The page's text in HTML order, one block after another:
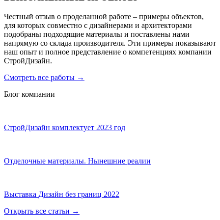
Честный отзыв о проделанной работе – примеры объектов,
для которых совместно с дизайнерами и архитекторами
подобраны подходящие материалы и поставлены нами
напрямую со склада производителя. Эти примеры показывают
наш опыт и полное представление о компетенциях компании
СтройДизайн.
Смотреть все работы →
Блог компании
СтройДизайн комплектует 2023 год
Отделочные материалы. Нынешние реалии
Выставка Дизайн без границ 2022
Открыть все статьи →